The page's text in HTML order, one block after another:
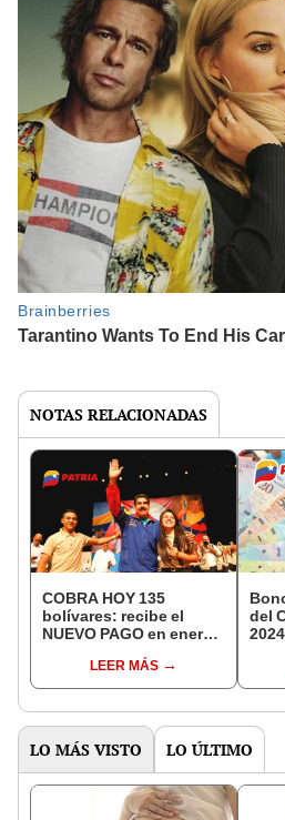
NOTAS RELACIONADAS
COBRA HOY 135
bolívares: recibe el
NUEVO PAGO en enero
LEER MÁS
del
LO MÁS VISTO LO ÚLTIMO